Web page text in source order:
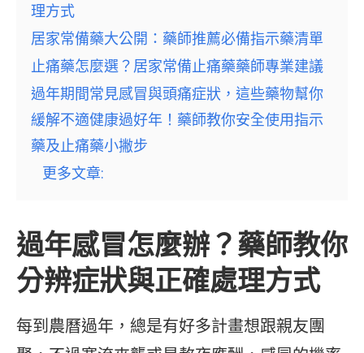
理方式
居家常備藥大公開：藥師推薦必備指示藥清單
止痛藥怎麼選？居家常備止痛藥藥師專業建議
過年期間常見感冒與頭痛症狀，這些藥物幫你
緩解不適健康過好年！藥師教你安全使用指示
藥及止痛藥小撇步
更多文章:
過年感冒怎麼辦？藥師教你
分辨症狀與正確處理方式
每到農曆過年，總是有好多計畫想跟親友團